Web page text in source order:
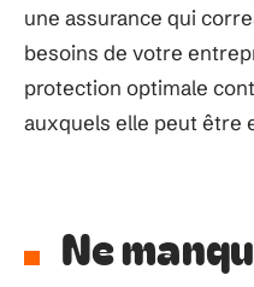
une assurance qui
besoins de votre
protection optimale
auxquels elle peut être
Ne